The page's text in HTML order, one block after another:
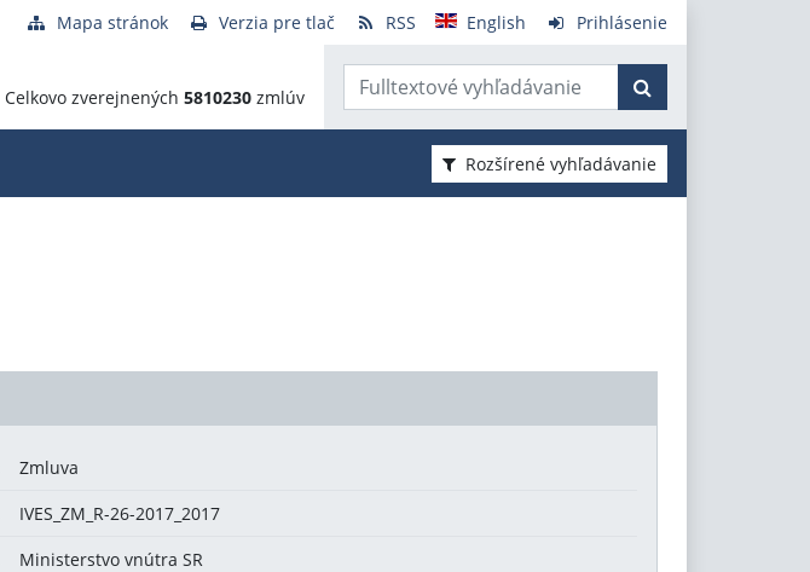
Mapa stránok Verzia pre tlač RSS English Prihlásenie
Celkovo zverejnených 5810230 zmlúv
Rozšírené vyhľadávanie
Zmluva
IVES_ZM_R-26-2017_2017
Ministerstvo vnútra SR